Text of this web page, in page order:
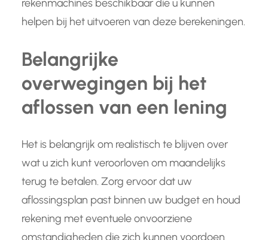
rekenmachines beschikbaar die u kunnen
helpen bij het uitvoeren van deze berekeningen.
Belangrijke
overwegingen bij het
aflossen van een lening
Het is belangrijk om realistisch te blijven over
wat u zich kunt veroorloven om maandelijks
terug te betalen. Zorg ervoor dat uw
aflossingsplan past binnen uw budget en houd
rekening met eventuele onvoorziene
omstandigheden die zich kunnen voordoen